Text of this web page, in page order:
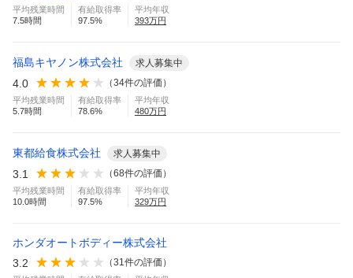
平均残業時間
7.5時間
有給取得率
97.5%
平均年収
393万円
福島キヤノン株式会社 求人募集中
4.0 （34件の評価）
平均残業時間
5.7時間
有給取得率
78.6%
平均年収
480万円
東都給食株式会社 求人募集中
3.1 （68件の評価）
平均残業時間
10.0時間
有給取得率
97.5%
平均年収
329万円
ホンダオートボディー株式会社
3.2
（31件の評価）